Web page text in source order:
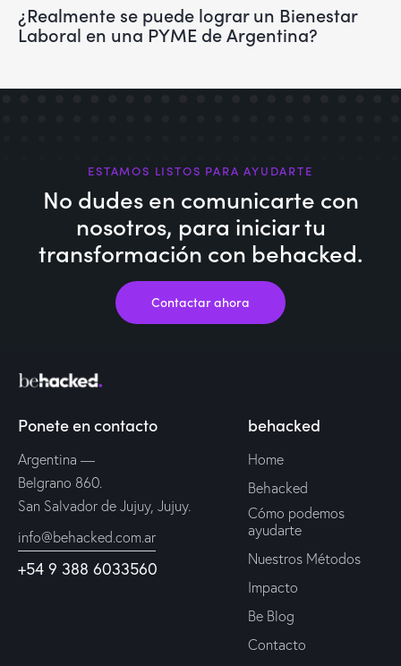
¿Realmente se puede lograr un Bienestar
Laboral en una PYME de Argentina?
ESTAMOS LISTOS PARA AYUDARTE
No dudes en comunicarte con
nosotros, para iniciar tu
transformación con behacked.
Contactar ahora
Ponete en contacto
Argentina —
Belgrano 860.
San Salvador de Jujuy, Jujuy.
info@behacked.com.ar
+54 9 388 6033560
behacked
Home
Behacked
Cómo podemos
ayudarte
Nuestros Métodos
Impacto
Be Blog
Contacto